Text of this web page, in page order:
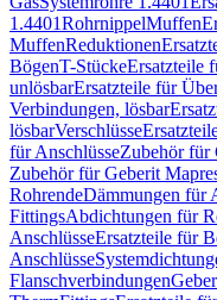
1.4401RohrnippelMuffen
MuffenReduktionen
BögenT-StückeErsatzteile
unlösbarErsatzteile für
Verbindungen, lösbar
lösbarVerschlüsse
für AnschlüsseZubehör für
Zubehör für Geberit
RohrendeDämmungen für
FittingsAbdichtungen für
AnschlüsseErsatzteile für
Anschlüsse
Flanschverbindungen